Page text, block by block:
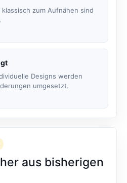
zum Aufnähen sind
Designs werden
umgesetzt.
aus bisherigen